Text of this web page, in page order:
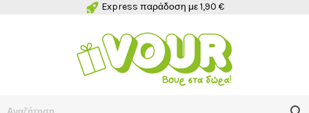
Express παράδοση με 1,90 €